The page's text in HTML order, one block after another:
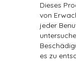
Dieses
von
jeder
es zu